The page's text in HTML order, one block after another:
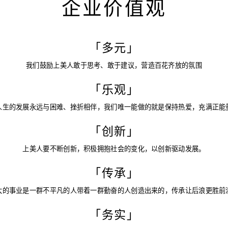
企业价值观
「多元」
我们鼓励上美人敢于思考、敢于建议，营造百花齐放的氛围
「乐观」
生的发展永远与困难、挫折相伴，我们唯一能做的就是保持热爱，充满正能
「创新」
上美人要不断创新，积极拥抱社会的变化，以创新驱动发展。
「传承」
的事业是一群不平凡的人带着一群勤奋的人创造出来的，传承让后浪更胜前
「务实」